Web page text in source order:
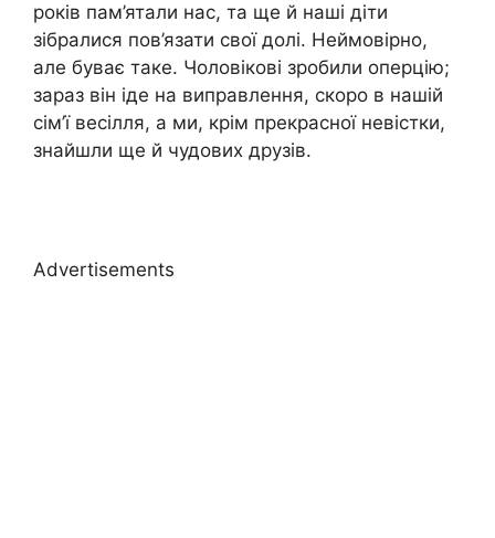
років пам’ятали нас, та ще й наші діти
зібралися пов’язати свої долі. Неймовірно,
але буває таке. Чоловікові зробили опepцію;
зараз він іде на виправлення, скоро в нашій
сім’ї весілля, а ми, крім прекрасної невістки,
знайшли ще й чудових друзів.
Advertisements